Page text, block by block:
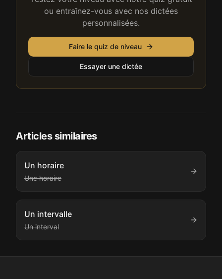
ou entraînez-vous avec nos dictées
personnalisées.
Faire le quiz de niveau
Essayer une dictée
Articles similaires
Un horaire
Une horaire
Un intervalle
Un interval